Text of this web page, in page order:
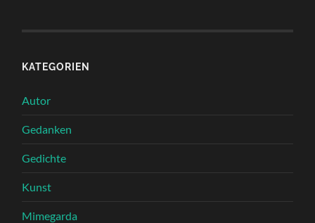
KATEGORIEN
Autor
Gedanken
Gedichte
Kunst
Mimegarda